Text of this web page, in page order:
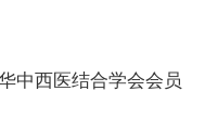
西医结合学会会员